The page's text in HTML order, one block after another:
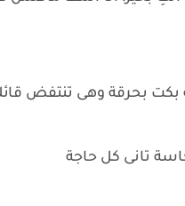
بحرقة وهى تنتفض
تانى كل حاجة